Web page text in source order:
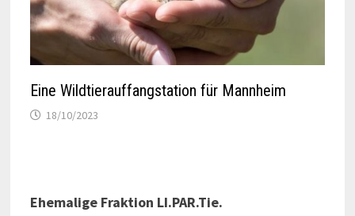
Eine Wildtierauffangstation für Mannheim
18/10/2023
Ehemalige Fraktion LI.PAR.Tie.